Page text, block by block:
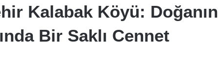
Kalabak Köyü: Doğanın
Bir Saklı Cennet